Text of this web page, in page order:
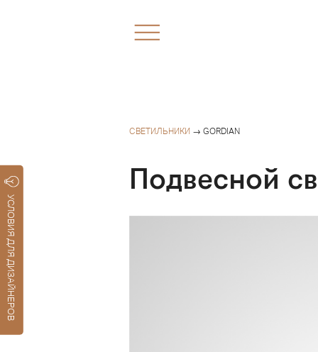
УСЛОВИЯ ДЛЯ ДИЗАЙНЕРОВ
СВЕТИЛЬНИКИ → GORDIAN
Подвесной